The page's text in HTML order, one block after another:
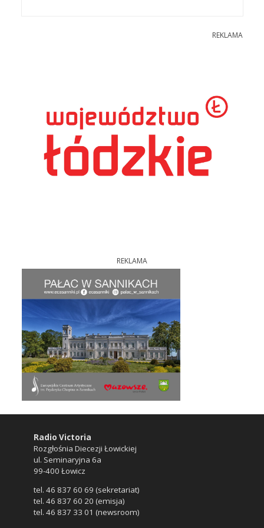
REKLAMA
REKLAMA
Radio Victoria
Rozgłośnia Diecezji Łowickiej
ul. Seminaryjna 6a
99-400 Łowicz
tel. 46 837 60 69 (sekretariat)
tel. 46 837 60 20 (emisja)
tel. 46 837 33 01 (newsroom)